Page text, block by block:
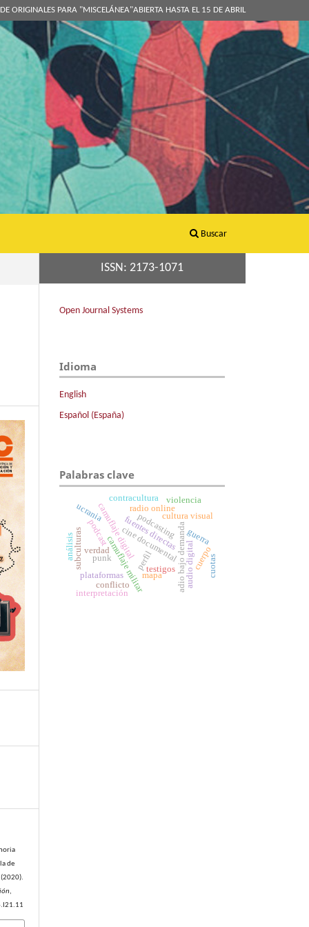
Buscar
ORIGINALES PARA "MISCELÁNEA"ABIERTA HASTA EL 15 DE ABRIL
de
(2020).
,
ISSN: 2173-1071
Open Journal Systems
Idioma
English
Español (España)
Palabras clave
cine documentaladio bajo demanda
camuflaje digital
camuflaje militar
verdad
testigos
fuentes directas
plataformas
cultura visual
radio online
podcasting
podcast
audio digital
perfil
contracultura
subculturas punk
análisis
violencia
mapa
conflicto
guerra
ucrania
interpretación
cuerpocuotas